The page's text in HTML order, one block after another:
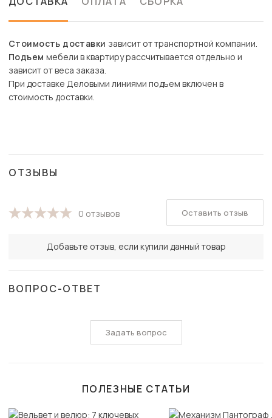
Стоимость доставки зависит от транспортной компании.
Подъем мебели в квартиру рассчитывается отдельно и
зависит от веса заказа.
При доставке Деловыми линиями подъем включен в
стоимость доставки.
ОТЗЫВЫ
0 отзывов
Добавьте отзыв, если купили данный товар
Оставить отзыв
ВОПРОС-ОТВЕТ
Задать вопрос
ПОЛЕЗНЫЕ СТАТЬИ